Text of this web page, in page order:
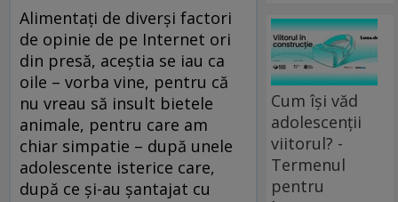
Alimentați de diverși factori
de opinie de pe Internet ori
din presă, aceștia se iau ca
oile – vorba vine, pentru că
nu vreau să insult bietele
animale, pentru care am
chiar simpatie – după unele
adolescente isterice care,
după ce și-au șantajat cu
Cum își văd
adolescenții
viitorul? -
Termenul
pentru